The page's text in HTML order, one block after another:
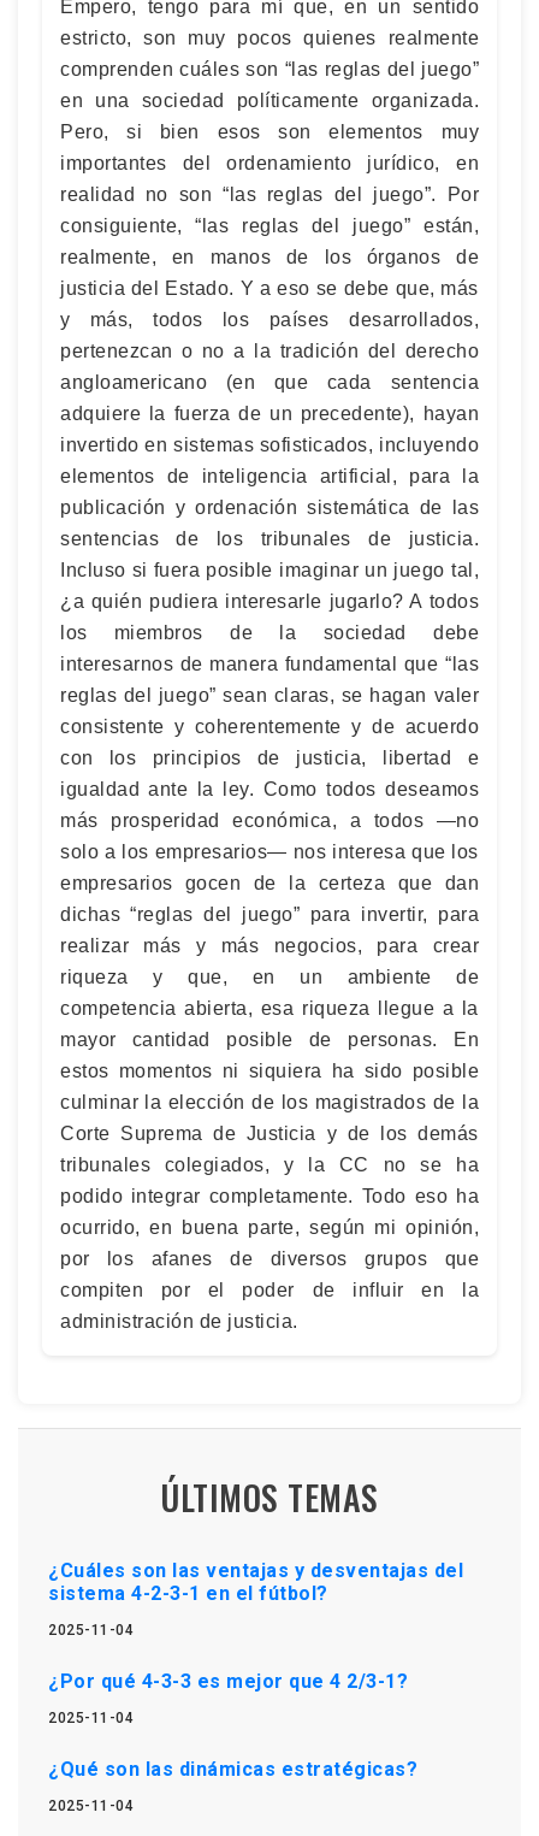
Empero, tengo para mí que, en un sentido
estricto, son muy pocos quienes realmente
comprenden cuáles son “las reglas del juego”
en una sociedad políticamente organizada.
Pero, si bien esos son elementos muy
importantes del ordenamiento jurídico, en
realidad no son “las reglas del juego”. Por
consiguiente, “las reglas del juego” están,
realmente, en manos de los órganos de
justicia del Estado. Y a eso se debe que, más
y más, todos los países desarrollados,
pertenezcan o no a la tradición del derecho
angloamericano (en que cada sentencia
adquiere la fuerza de un precedente), hayan
invertido en sistemas sofisticados, incluyendo
elementos de inteligencia artificial, para la
publicación y ordenación sistemática de las
sentencias de los tribunales de justicia.
Incluso si fuera posible imaginar un juego tal,
¿a quién pudiera interesarle jugarlo? A todos
los miembros de la sociedad debe
interesarnos de manera fundamental que “las
reglas del juego” sean claras, se hagan valer
consistente y coherentemente y de acuerdo
con los principios de justicia, libertad e
igualdad ante la ley. Como todos deseamos
más prosperidad económica, a todos —no
solo a los empresarios— nos interesa que los
empresarios gocen de la certeza que dan
dichas “reglas del juego” para invertir, para
realizar más y más negocios, para crear
riqueza y que, en un ambiente de
competencia abierta, esa riqueza llegue a la
mayor cantidad posible de personas. En
estos momentos ni siquiera ha sido posible
culminar la elección de los magistrados de la
Corte Suprema de Justicia y de los demás
tribunales colegiados, y la CC no se ha
podido integrar completamente. Todo eso ha
ocurrido, en buena parte, según mi opinión,
por los afanes de diversos grupos que
compiten por el poder de influir en la
administración de justicia.
ÚLTIMOS TEMAS
¿Cuáles son las ventajas y desventajas del
sistema 4-2-3-1 en el fútbol?
2025-11-04
¿Por qué 4-3-3 es mejor que 4 2/3-1?
2025-11-04
¿Qué son las dinámicas estratégicas?
2025-11-04